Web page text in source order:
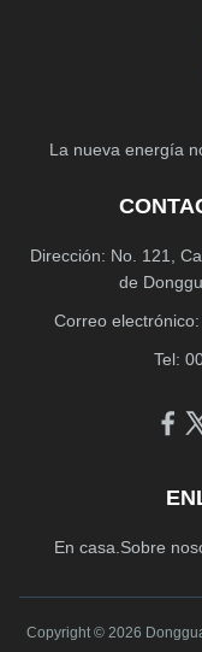
La nueva energía
Dirección: No. 121,
de
Correo electrónico:
Tel:
En casa. Sobre
Copyright © 2026